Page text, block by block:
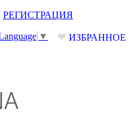
РЕГИСТРАЦИЯ
❤ ИЗБРАННОЕ
▼